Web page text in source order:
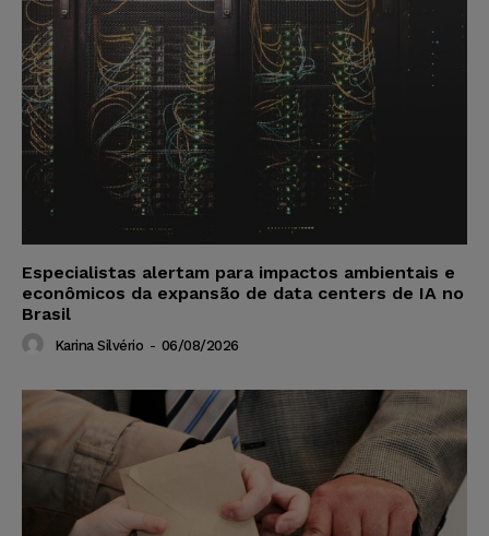
Especialistas alertam para impactos ambientais e
econômicos da expansão de data centers de IA no
Brasil
Karina Silvério - 06/08/2026